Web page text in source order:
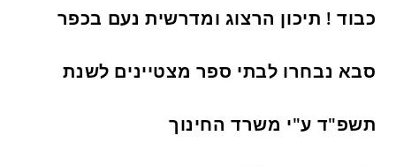
כבוד ! תיכון הרצוג ומדרשית נעם בכפר
סבא נבחרו לבתי ספר מצטיינים לשנת
תשפ"ד ע"י משרד החינוך